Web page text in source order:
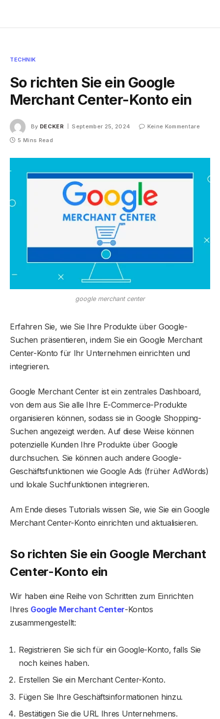
TECHNIK
So richten Sie ein Google
Merchant Center-Konto ein
By DECKER September 25, 2024
Keine Kommentare
5 Mins Read
google merchant center
Erfahren Sie, wie Sie Ihre Produkte über Google-
Suchen präsentieren, indem Sie ein Google Merchant
Center-Konto für Ihr Unternehmen einrichten und
integrieren.
Google Merchant Center ist ein zentrales Dashboard,
von dem aus Sie alle Ihre E-Commerce-Produkte
organisieren können, sodass sie in Google Shopping-
Suchen angezeigt werden. Auf diese Weise können
potenzielle Kunden Ihre Produkte über Google
durchsuchen. Sie können auch andere Google-
Geschäftsfunktionen wie Google Ads (früher AdWords)
und lokale Suchfunktionen integrieren.
Am Ende dieses Tutorials wissen Sie, wie Sie ein Google
Merchant Center-Konto einrichten und aktualisieren.
So richten Sie ein Google Merchant
Center-Konto ein
Wir haben eine Reihe von Schritten zum Einrichten
Ihres Google Merchant Center-Kontos
zusammengestellt:
Registrieren Sie sich für ein Google-Konto, falls Sie
noch keines haben.
Erstellen Sie ein Merchant Center-Konto.
Fügen Sie Ihre Geschäftsinformationen hinzu.
Bestätigen Sie die URL Ihres Unternehmens.